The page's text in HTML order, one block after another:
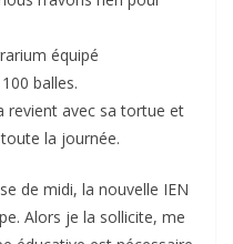
équipé
balles.
revient avec sa tortue et
la journée.
de midi, la nouvelle IEN
Alors je la sollicite, me